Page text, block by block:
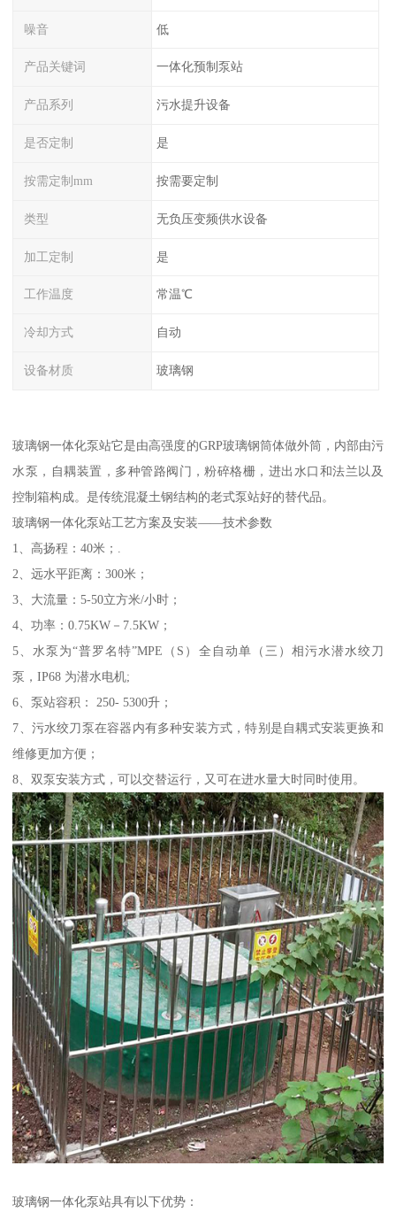
噪音 低
产品关键词 一体化预制泵站
产品系列 污水提升设备
是否定制 是
按需定制mm 按需要定制
类型 无负压变频供水设备
加工定制 是
工作温度 常温℃
冷却方式 自动
设备材质 玻璃钢
玻璃钢一体化泵站它是由高强度的GRP玻璃钢筒体做外筒，内部由污
水泵，自耦装置，多种管路阀门，粉碎格栅，进出水口和法兰以及
控制箱构成。是传统混凝土钢结构的老式泵站好的替代品。
玻璃钢一体化泵站工艺方案及安装——技术参数
1、高扬程：40米；.
2、远水平距离：300米；
3、大流量：5-50立方米/小时；
4、功率：0.75KW－7.5KW；
5、水泵为“普罗名特”MPE（S）全自动单（三）相污水潜水绞刀
泵，IP68 为潜水电机;
6、泵站容积： 250- 5300升；
7、污水绞刀泵在容器内有多种安装方式，特别是自耦式安装更换和
维修更加方便；
8、双泵安装方式，可以交替运行，又可在进水量大时同时使用。
玻璃钢一体化泵站具有以下优势：